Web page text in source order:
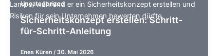
Uncategorized
Sicherheitskonzept erstellen: Schritt-
für-Schritt-Anleitung
Enes Küren / 30. Mai 2026